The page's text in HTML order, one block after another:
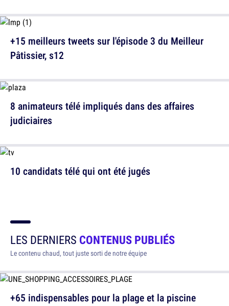
+15 meilleurs tweets sur l'épisode 3 du Meilleur
Pâtissier, s12
10 candidats télé qui ont été jugés
8 animateurs télé impliqués dans des affaires
judiciaires
LES DERNIERS CONTENUS PUBLIÉS
Le contenu chaud, tout juste sorti de notre équipe
+65 indispensables pour la plage et la piscine